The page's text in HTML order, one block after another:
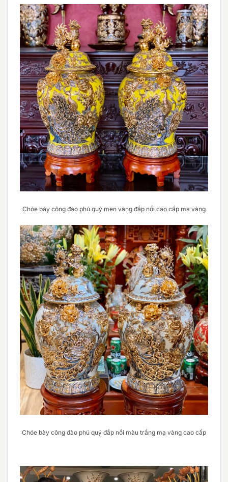
Chóe bày công đào phú quý men vàng đắp nổi cao cấp mạ vàng
Chóe bày công đào phú quý đắp nổi màu trắng mạ vàng cao cấp